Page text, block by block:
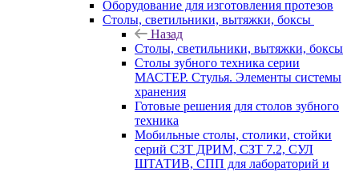
Оборудование для изготовления протезов
Cтолы, светильники, вытяжки, боксы
Назад
Cтолы, светильники, вытяжки, боксы
Столы зубного техника серии
МАСТЕР. Стулья. Элементы системы
хранения
Готовые решения для столов зубного
техника
Мобильные столы, столики, стойки
серий СЗТ ДРИМ, СЗТ 7.2, СУЛ
ШТАТИВ, СПП для лабораторий и